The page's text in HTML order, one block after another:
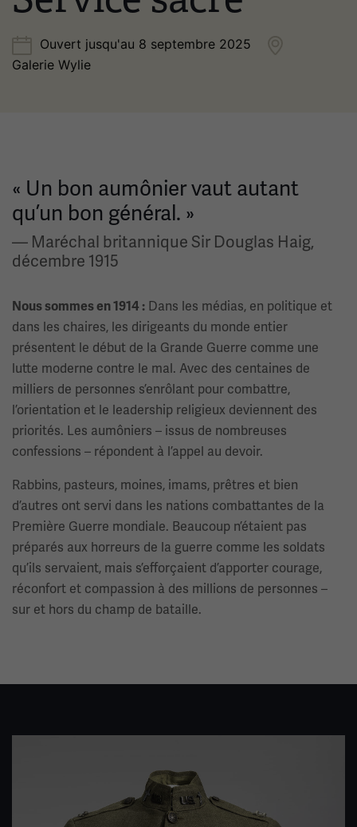
Ouvert jusqu'au 8 septembre 2025
Galerie Wylie
« Un bon aumônier vaut autant
qu’un bon général. »
— Maréchal britannique Sir Douglas Haig,
décembre 1915
Nous sommes en 1914 : Dans les médias, en politique et
dans les chaires, les dirigeants du monde entier
présentent le début de la Grande Guerre comme une
lutte moderne contre le mal. Avec des centaines de
milliers de personnes s’enrôlant pour combattre,
l’orientation et le leadership religieux deviennent des
priorités. Les aumôniers – issus de nombreuses
confessions – répondent à l’appel au devoir.
Rabbins, pasteurs, moines, imams, prêtres et bien
d’autres ont servi dans les nations combattantes de la
Première Guerre mondiale. Beaucoup n’étaient pas
préparés aux horreurs de la guerre comme les soldats
qu’ils servaient, mais s’efforçaient d’apporter courage,
réconfort et compassion à des millions de personnes –
sur et hors du champ de bataille.